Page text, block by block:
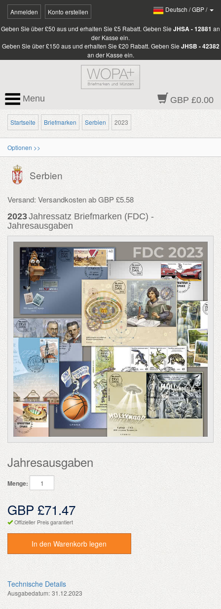
Anmelden Konto erstellen Deutsch /GBP/
Geben Sie über £50 aus und erhalten Sie £5 Rabatt. Geben Sie JHSA - 12881 an
der Kasse ein.
Geben Sie über £150 aus und erhalten Sie £20 Rabatt. Geben Sie JHSB - 42382
an der Kasse ein.
GBP £0.00
Menu
Startseite Briefmarken Serbien 2023
Optionen >>
Serbien
Versand: Versandkosten ab GBP £5.58
2023Jahressatz Briefmarken (FDC) -
Jahresausgaben
Jahresausgaben
Menge:
GBP £71.47
Offizieller Preis garantiert
In den Warenkorb legen
Technische Details
Ausgabedatum: 31.12.2023